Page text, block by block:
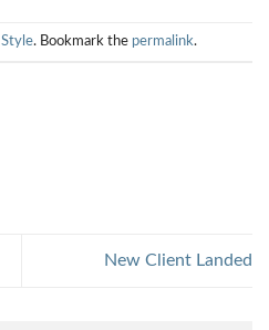
Style. Bookmark the permalink.
New Client Landed